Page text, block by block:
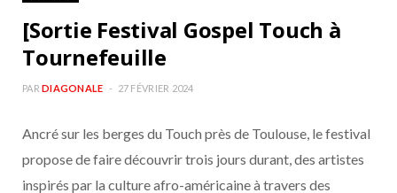
o
k
g
a
[Sortie Festival Gospel Touch à
Tournefeuille
PAR DIAGONALE 27 FÉVRIER 2024
Ancré sur les berges du Touch près de Toulouse, le festival
propose de faire découvrir trois jours durant, des artistes
inspirés par la culture afro-américaine à travers des